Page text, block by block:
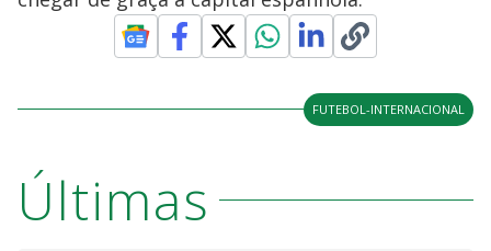
FUTEBOL-INTERNACIONAL
Últimas